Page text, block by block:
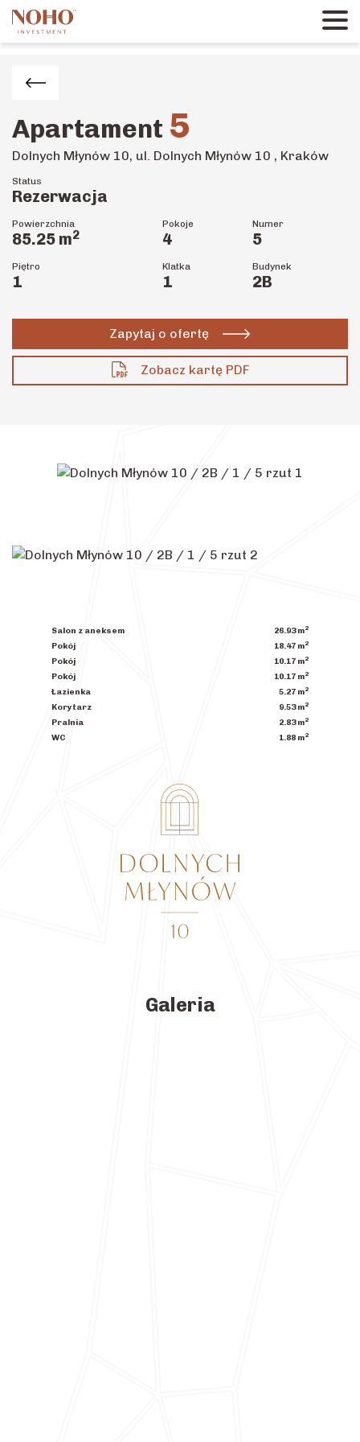
Apartament 5
Dolnych Młynów 10, ul. Dolnych Młynów 10 , Kraków
Status
Rezerwacja
Powierzchnia
85.25 m2
Pokoje
4
Numer
5
Piętro
1
Klatka
1
Budynek
2B
Zapytaj o ofertę
Zobacz kartę PDF
Salon z aneksem 26.93m2
Pokój 18.47 m2
Pokój 10.17 m2
Pokój 10.17 m2
Łazienka 5.27 m2
Korytarz 9.53m2
Pralnia 2.83m2
WC 1.88 m2
Galeria